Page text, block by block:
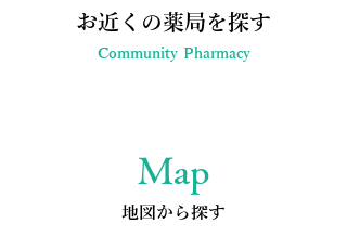
お近くの薬局を探す
Community Pharmacy
Map
地図から探す